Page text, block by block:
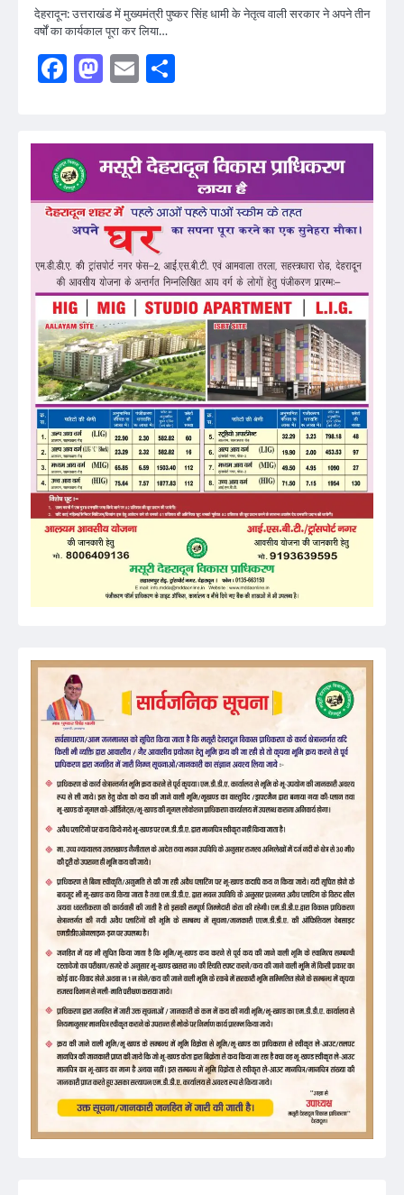
देहरादून: उत्तराखंड में मुख्यमंत्री पुष्कर सिंह धामी के नेतृत्व वाली सरकार ने अपने तीन
वर्षों का कार्यकाल पूरा कर लिया…
Facebook
Mastodon
Email